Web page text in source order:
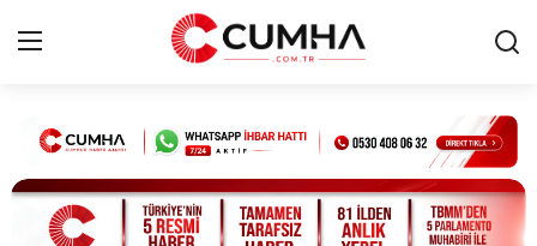
Kurumsal
Cumhurbaşkanlığı